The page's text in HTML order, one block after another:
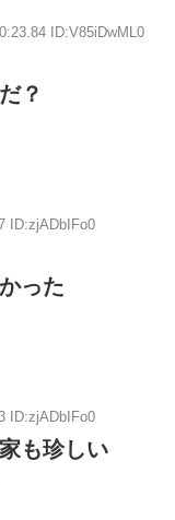
ID:V85iDwML0
？
ID:zjADbIFo0
った
ID:zjADbIFo0
も珍しい